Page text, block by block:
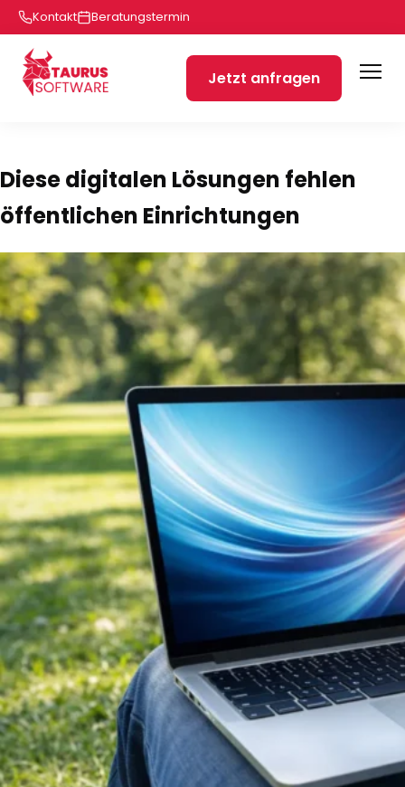
Kontakt Beratungstermin
Jetzt anfragen
Diese digitalen Lösungen fehlen
öffentlichen Einrichtungen